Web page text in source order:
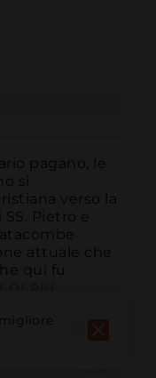
pagano, le
si
verso la
Pietro e
attuale che
qui fu